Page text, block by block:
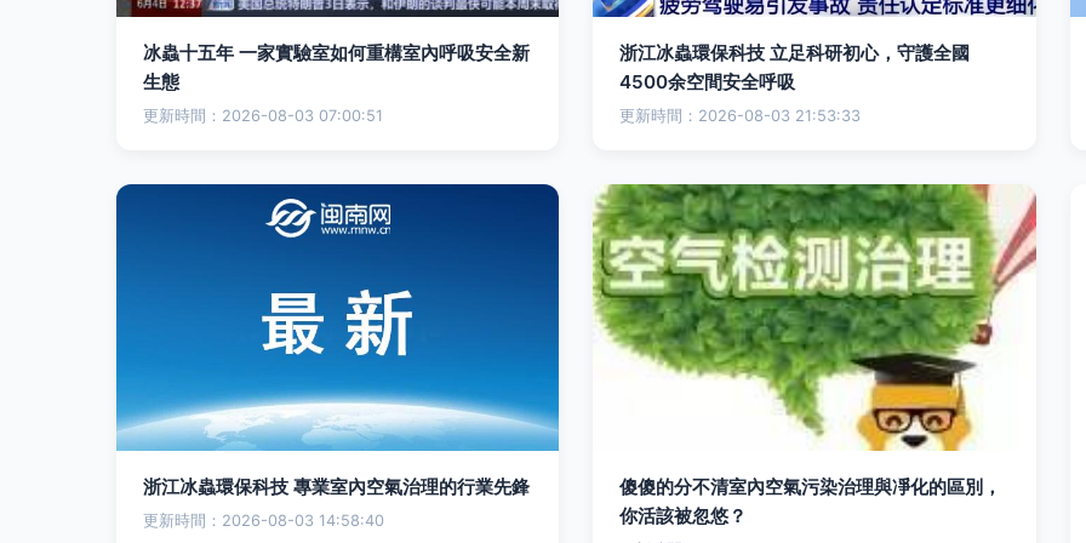
冰蟲十五年 一家實驗室如何重構室內呼吸安全新
生態
更新時間：2026-08-03 07:00:51
浙江冰蟲環保科技 立足科研初心，守護全國
4500余空間安全呼吸
更新時間：2026-08-03 21:53:33
浙江冰蟲環保科技 專業室內空氣治理的行業先鋒
更新時間：2026-08-03 14:58:40
傻傻的分不清室內空氣污染治理與凈化的區別，
你活該被忽悠？